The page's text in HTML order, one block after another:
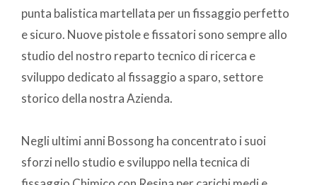
punta balistica martellata per un fissaggio perfetto
e sicuro. Nuove pistole e fissatori sono sempre allo
studio del nostro reparto tecnico di ricerca e
sviluppo dedicato al fissaggio a sparo, settore
storico della nostra Azienda.
Negli ultimi anni Bossong ha concentrato i suoi
sforzi nello studio e sviluppo nella tecnica di